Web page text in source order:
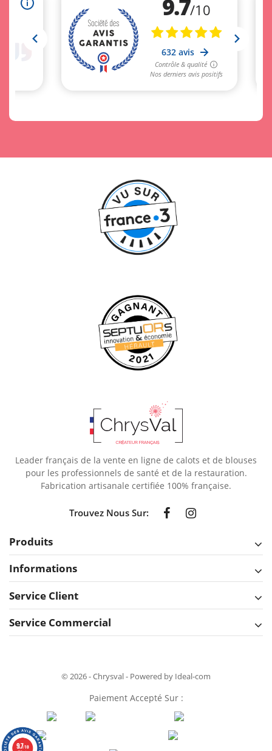
Leader français de la vente en ligne de calots et de blouses
pour les professionnels de santé et de la restauration.
Fabrication artisanale certifiée 100% française.
Trouvez Nous Sur:
Produits
Informations
Service Client
Service Commercial
© 2026 - Chrysval - Powered by Ideal-com
Paiement Accepté Sur :
9.7/10